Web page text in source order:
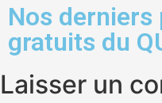
Nos
gratuits du
Laisser un